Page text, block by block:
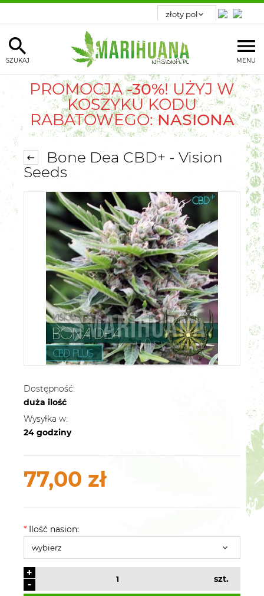
MENU
SZUKAJ
PROMOCJA-30%! UŻYJ W
KOSZYKU KODU
RABATOWEGO:NASIONA
Bone Dea CBD+ - Vision
Seeds
Dostępność:
duża ilość
Wysyłka w:
24 godziny
77,00 zł
* Ilość nasion:
-
+
szt.